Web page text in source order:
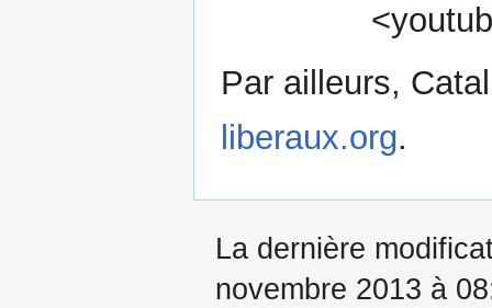
Par ailleurs,
liberaux.org.
La dernière
novembre 2013 à